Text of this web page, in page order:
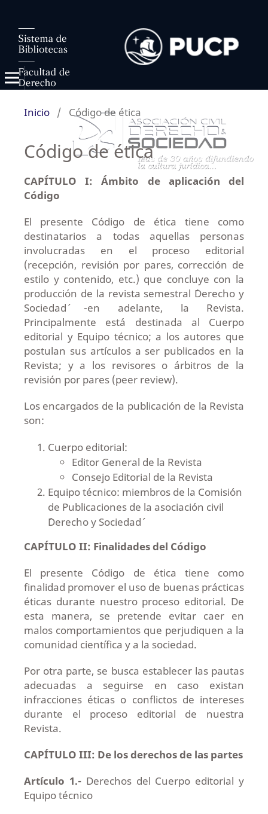
Inicio / Código de ética
Código de ética
CAPÍTULO I: Ámbito de aplicación del
Código
El presente Código de ética tiene como
destinatarios a todas aquellas personas
involucradas en el proceso editorial
(recepción, revisión por pares, corrección de
estilo y contenido, etc.) que concluye con la
producción de la revista semestral ´Derecho y
Sociedad´ -en adelante, la Revista.
Principalmente está destinada al Cuerpo
editorial y Equipo técnico; a los autores que
postulan sus artículos a ser publicados en la
Revista; y a los revisores o árbitros de la
revisión por pares (peer review).
Los encargados de la publicación de la Revista
son:
Cuerpo editorial:
Editor General de la Revista
Consejo Editorial de la Revista
Equipo técnico: miembros de la Comisión
de Publicaciones de la asociación civil
´Derecho y Sociedad´
CAPÍTULO II: Finalidades del Código
El presente Código de ética tiene como
finalidad promover el uso de buenas prácticas
éticas durante nuestro proceso editorial. De
esta manera, se pretende evitar caer en
malos comportamientos que perjudiquen a la
comunidad científica y a la sociedad.
Por otra parte, se busca establecer las pautas
adecuadas a seguirse en caso existan
infracciones éticas o conflictos de intereses
durante el proceso editorial de nuestra
Revista.
CAPÍTULO III: De los derechos de las partes
Artículo 1.-Derechos del Cuerpo editorial y
Equipo técnico